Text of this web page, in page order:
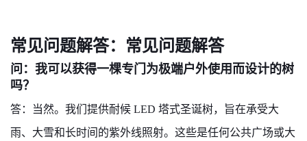
常见问题解答：常见问题解答
问：我可以获得一棵专门为极端户外使用而设计的树
吗？
答：当然。我们提供耐候 LED 塔式圣诞树，旨在承受大
雨、大雪和长时间的紫外线照射。这些是任何公共广场或大